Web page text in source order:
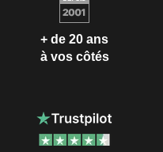
+ de 20 ans
à vos côtés